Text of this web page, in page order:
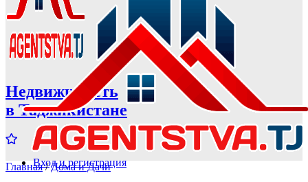
Недвижимость
в Таджикистане
Вход и регистрация
Главная/Дома и Дачи